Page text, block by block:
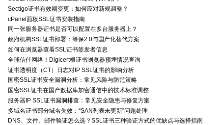
Sectigo证书有效期变更：如何应对新规调整？
cPanel面板SSL证书安装指南
同一张服务器证书是否可以配置在多台服务器上？
政府机构SSL证书部署：等保2.0与国产化替代方案
如何在浏览器查看SSL证书签发者信息
全球信任网络！Digicert根证书浏览器预埋情况查询
证书透明度（CT）日志对IP SSL证书的影响分析
国密SSL证书安全漏洞分析：常见风险与防范策略
国密SSL证书在国产数据库加密通信中的技术标准调整
服务器IP SSL证书漏洞排查：常见安全隐患与修复方案
多域名证书部分域名失效：“SAN列表未更新”问题处理
DNS、文件、邮件验证怎么选？SSL证书三种验证方式的优缺点与选择指南